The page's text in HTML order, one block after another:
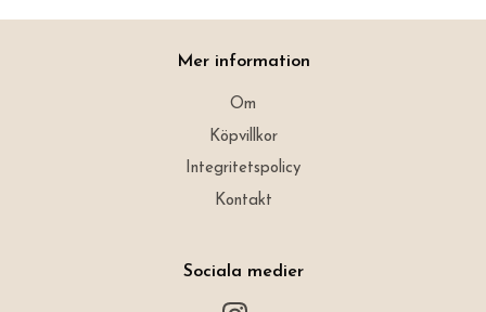
Mer information
Om
Köpvillkor
Integritetspolicy
Kontakt
Sociala medier